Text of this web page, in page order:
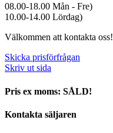
08.00-18.00 Mån - Fre)
10.00-14.00 Lördag)
Välkommen att kontakta oss!
Skicka prisförfrågan
Skriv ut sida
Pris ex moms: SÅLD!
Kontakta säljaren